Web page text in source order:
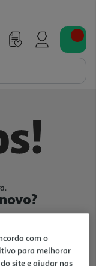
com o
para melhorar
site e ajudar nas